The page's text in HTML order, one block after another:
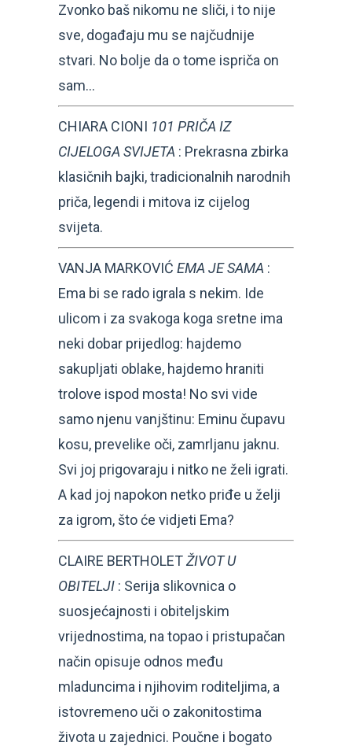
Zvonko baš nikomu ne sliči, i to nije
sve, događaju mu se najčudnije
stvari. No bolje da o tome ispriča on
sam…
CHIARA CIONI 101 PRIČA IZ
CIJELOGA SVIJETA : Prekrasna zbirka
klasičnih bajki, tradicionalnih narodnih
priča, legendi i mitova iz cijelog
svijeta.
VANJA MARKOVIĆ EMA JE SAMA :
Ema bi se rado igrala s nekim. Ide
ulicom i za svakoga koga sretne ima
neki dobar prijedlog: hajdemo
sakupljati oblake, hajdemo hraniti
trolove ispod mosta! No svi vide
samo njenu vanjštinu: Eminu čupavu
kosu, prevelike oči, zamrljanu jaknu.
Svi joj prigovaraju i nitko ne želi igrati.
A kad joj napokon netko priđe u želji
za igrom, što će vidjeti Ema?
CLAIRE BERTHOLETŽIVOT U
OBITELJI : Serija slikovnica o
suosjećajnosti i obiteljskim
vrijednostima, na topao i pristupačan
način opisuje odnos među
mladuncima i njihovim roditeljima, a
istovremeno uči o zakonitostima
života u zajednici. Poučne i bogato